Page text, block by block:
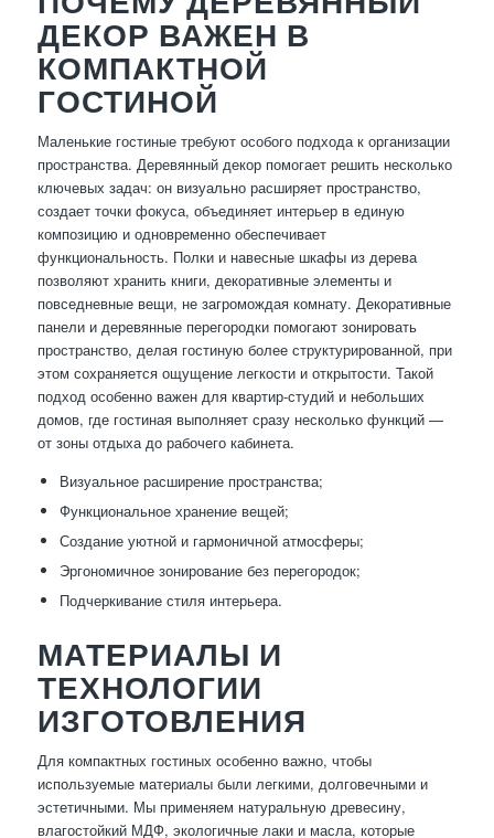
ДЕКОР ВАЖЕН В
КОМПАКТНОЙ
ГОСТИНОЙ
Маленькие гостиные требуют особого подхода к организации
пространства. Деревянный декор помогает решить несколько
ключевых задач: он визуально расширяет пространство,
создает точки фокуса, объединяет интерьер в единую
композицию и одновременно обеспечивает
функциональность. Полки и навесные шкафы из дерева
позволяют хранить книги, декоративные элементы и
повседневные вещи, не загромождая комнату. Декоративные
панели и деревянные перегородки помогают зонировать
пространство, делая гостиную более структурированной, при
этом сохраняется ощущение легкости и открытости. Такой
подход особенно важен для квартир-студий и небольших
домов, где гостиная выполняет сразу несколько функций —
от зоны отдыха до рабочего кабинета.
Визуальное расширение пространства;
Функциональное хранение вещей;
Создание уютной и гармоничной атмосферы;
Эргономичное зонирование без перегородок;
Подчеркивание стиля интерьера.
МАТЕРИАЛЫ И
ТЕХНОЛОГИИ
ИЗГОТОВЛЕНИЯ
Для компактных гостиных особенно важно, чтобы
используемые материалы были легкими, долговечными и
эстетичными. Мы применяем натуральную древесину,
влагостойкий МДФ, экологичные лаки и масла, которые